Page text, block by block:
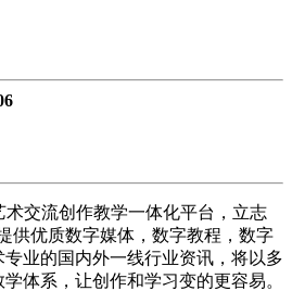
术交流创作教学一体化平台，立志
供优质数字媒体，数字教程，数字
业的国内外一线行业资讯，将以多
体系，让创作和学习变的更容易。